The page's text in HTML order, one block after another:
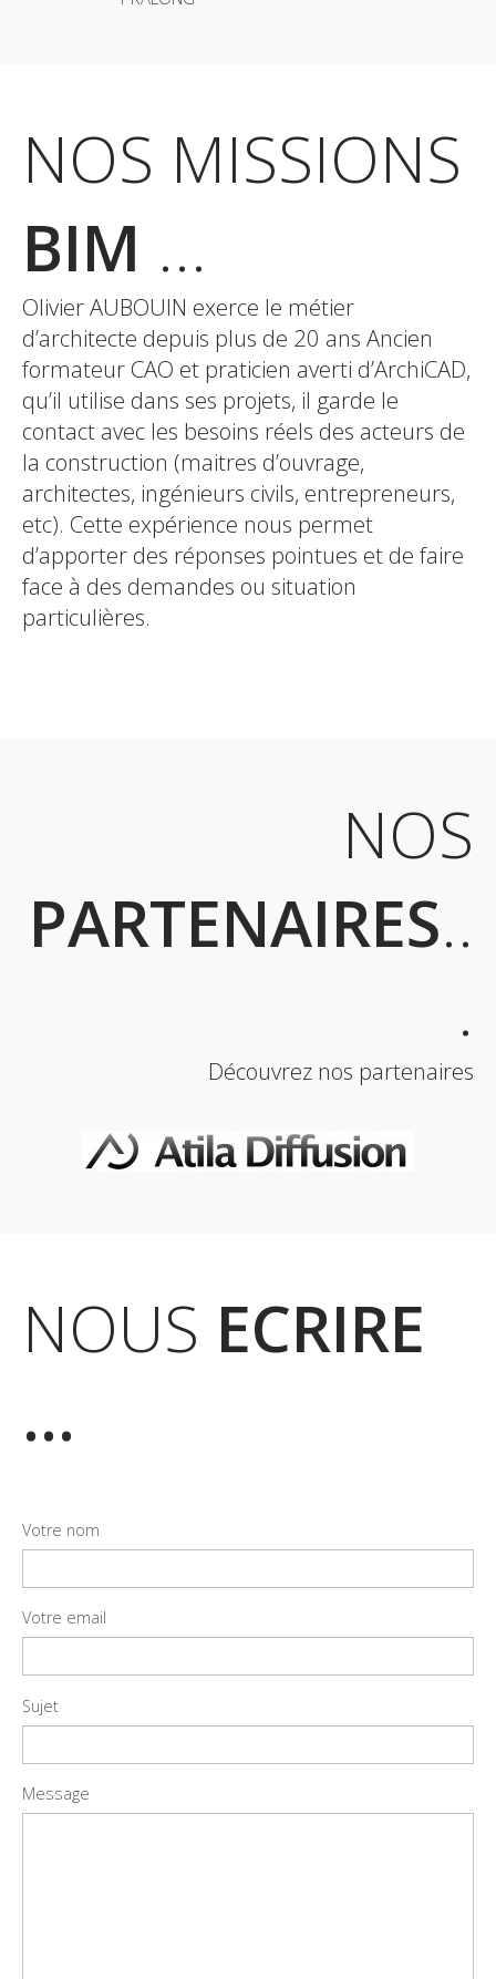
NOS MISSIONS
BIM ...
Olivier AUBOUIN exerce le métier
d’architecte depuis plus de 20 ans Ancien
formateur CAO et praticien averti d’ArchiCAD,
qu’il utilise dans ses projets, il garde le
contact avec les besoins réels des acteurs de
la construction (maitres d’ouvrage,
architectes, ingénieurs civils, entrepreneurs,
etc). Cette expérience nous permet
d’apporter des réponses pointues et de faire
face à des demandes ou situation
particulières.
NOS
PARTENAIRES..
.
Découvrez nos partenaires
NOUS ECRIRE
...
Votre nom
Votre email
Sujet
Message